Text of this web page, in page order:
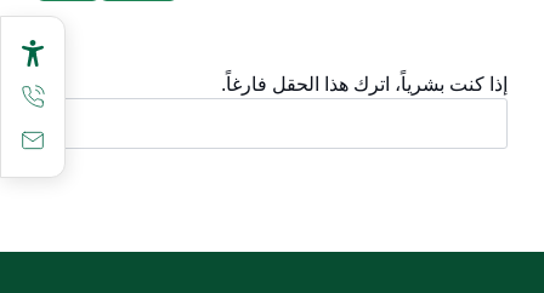
إذا كنت بشرياً، اترك هذا الحقل فارغاً.